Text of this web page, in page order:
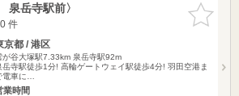
お気に入
りに追加
岳寺駅前〉
件
京都 / 港区
が谷大塚駅7.33km 泉岳寺駅92m
岳寺駅徒歩1分! 高輪ゲートウェイ駅徒歩4分! 羽田空港ま
電車に…
業時間